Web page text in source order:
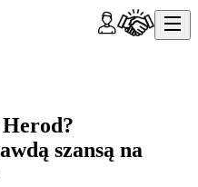
Herod?
szansą na